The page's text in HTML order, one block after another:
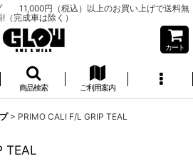
11,000円（税込）以上のお買い上げで送料無
!（完成車は除く）
カート
商品検索 ご利用案内
> PRIMO CALI F/L GRIP TEAL
TEAL